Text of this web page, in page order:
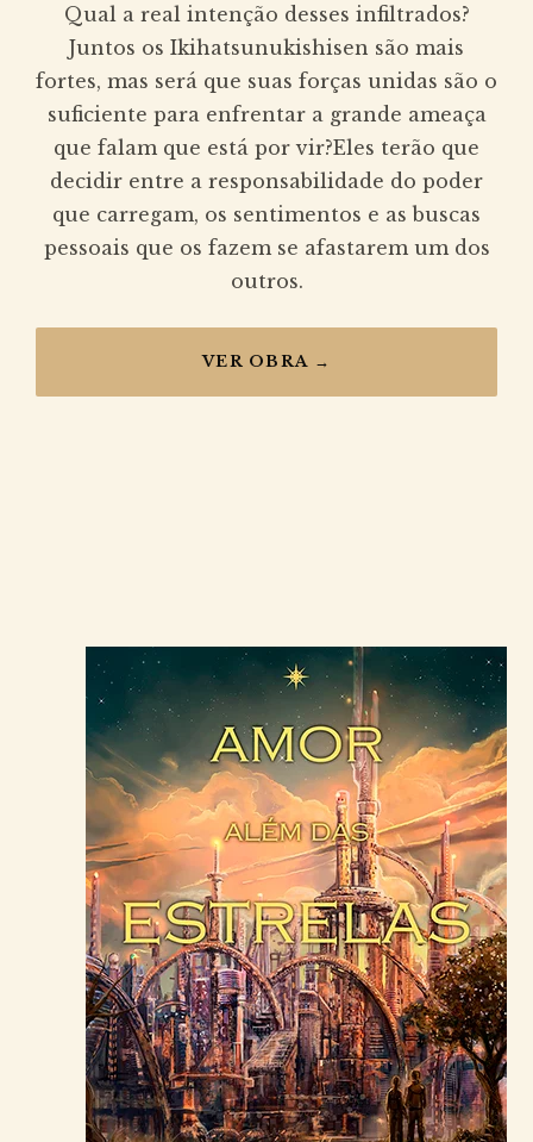
Qual a real intenção desses infiltrados?
Juntos os Ikihatsunukishisen são mais
fortes, mas será que suas forças unidas são o
suficiente para enfrentar a grande ameaça
que falam que está por vir?Eles terão que
decidir entre a responsabilidade do poder
que carregam, os sentimentos e as buscas
pessoais que os fazem se afastarem um dos
outros.
VER OBRA →